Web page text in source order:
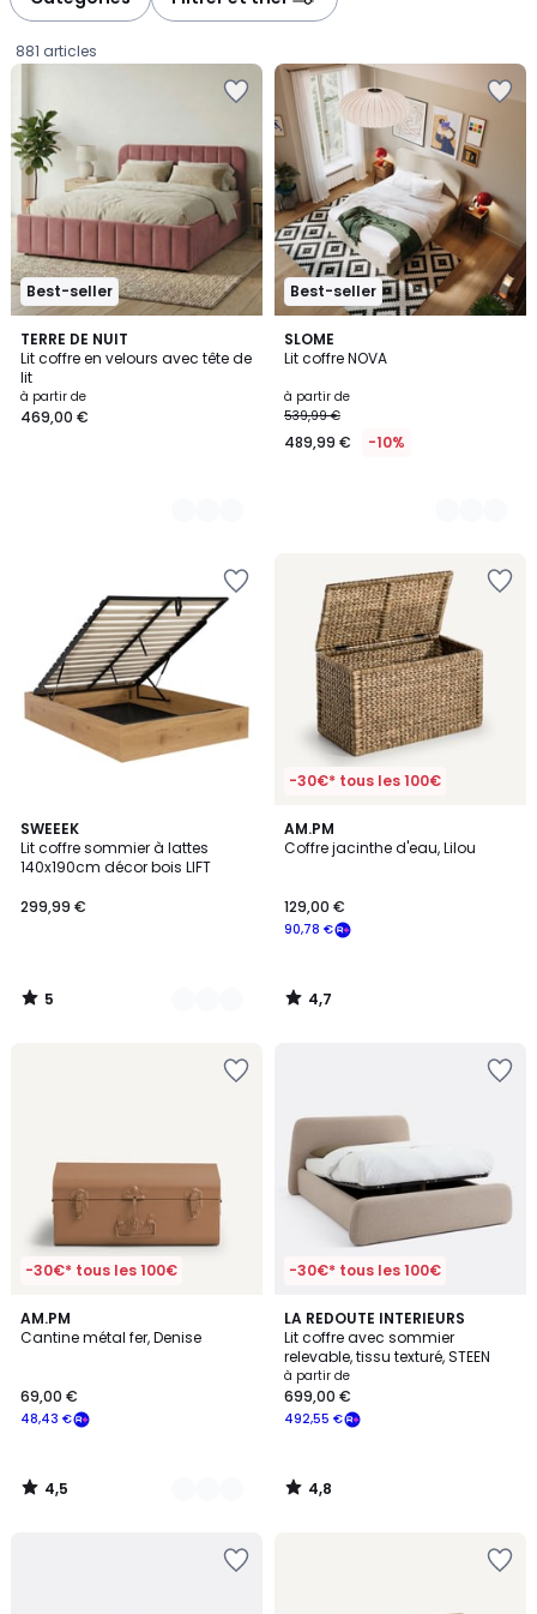
881 articles
Best-seller
TERRE DE NUIT
Lit coffre en velours avec tête de
lit
Prix
à
à partir de
469,00 €
4
Couleurs
Best-seller
SLOME
Lit coffre NOVA
à partir de
539,99 €
489,99 € -10%
3
Couleurs
SWEEEK
Lit coffre sommier à lattes
140x190cm décor bois LIFT
299,99 €
5
/
5
2
Couleurs
5
/
-30€* tous les 100€
AM.PM
Coffre jacinthe d'eau, Lilou
90,78 €
129,00 €
4,7
/ 5
4,7
/
-30€* tous les 100€
AM.PM
Cantine métal fer, Denise
48,43 €
69,00 €
4,5
/ 5
2
Couleurs
4,5
/
-30€* tous les 100€
LA REDOUTE INTERIEURS
Lit coffre avec sommier
relevable, tissu texturé, STEEN
à partir de
492,55 €
699,00 €
4,8
/ 5
4,8
/